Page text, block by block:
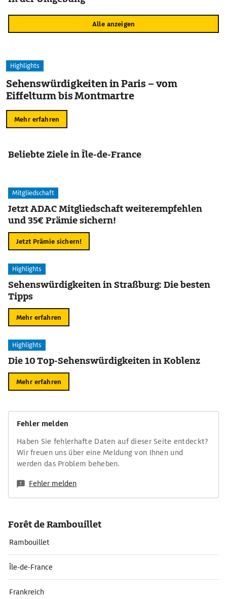
Alle anzeigen
Highlights
Sehenswürdigkeiten in Paris – vom
Eiffelturm bis Montmartre
Mehr erfahren
Beliebte Ziele in Île-de-France
Mitgliedschaft
Jetzt ADAC Mitgliedschaft weiterempfehlen
und 35€ Prämie sichern!
Jetzt Prämie sichern!
Highlights
Sehenswürdigkeiten in Straßburg: Die besten
Tipps
Mehr erfahren
Highlights
Die 10 Top-Sehenswürdigkeiten in Koblenz
Mehr erfahren
Fehler melden
Haben Sie fehlerhafte Daten auf dieser Seite entdeckt?
Wir freuen uns über eine Meldung von Ihnen und
werden das Problem beheben.
Fehler melden
Forêt de Rambouillet
Rambouillet
Île-de-France
Frankreich